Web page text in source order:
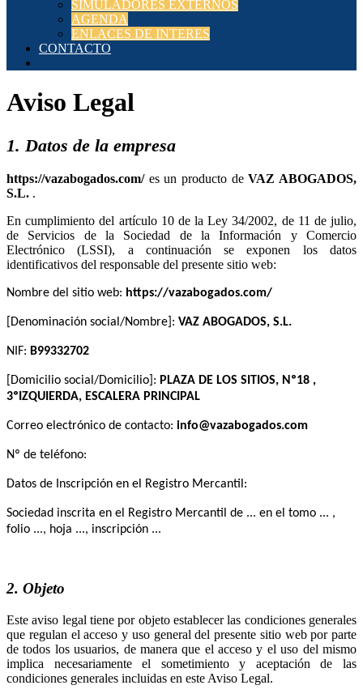
SIMULADORES EXTERNOS
AGENDA
ENLACES DE INTERES
CONTACTO
Aviso Legal
1. Datos de la empresa
es un producto de
.
En cumplimiento del artículo 10 de la Ley 34/2002, de 11 de julio,
de Servicios de la Sociedad de la Información y Comercio
Electrónico (LSSI), a continuación se exponen los datos
identificativos del responsable del presente sitio web:
Nombre del sitio web:
[Denominación social/Nombre]:
NIF:
[Domicilio social/Domicilio]:
Correo electrónico de contacto:
Nº de teléfono:
Datos de Inscripción en el Registro Mercantil:
Sociedad inscrita en el Registro Mercantil de ... en el tomo ... ,
folio ..., hoja ..., inscripción ...
2. Objeto
Este aviso legal tiene por objeto establecer las condiciones generales
que regulan el acceso y uso general del presente sitio web por parte
de todos los usuarios, de manera que el acceso y el uso del mismo
implica necesariamente el sometimiento y aceptación de las
condiciones generales incluidas en este Aviso Legal.